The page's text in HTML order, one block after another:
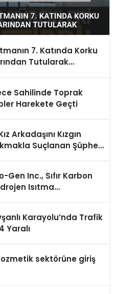
7. Katında Korku
Tutularak
Sahilinde Toprak
Harekete Geçti
Arkadaşını Kızgın
Suçlanan Şüpheli
Gen Inc., Sıfır Karbon
Isıtma
Karayolu’nda Trafik
Yaralı
sektörüne giriş